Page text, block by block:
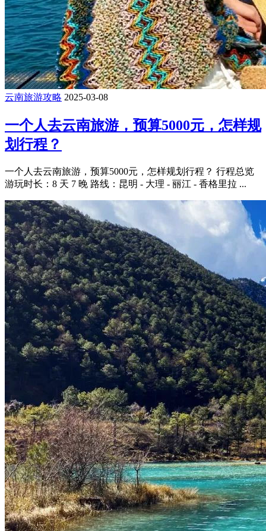
云南旅游攻略 2025-03-08
一个人去云南旅游，预算5000元，怎样规
划行程？
一个人去云南旅游，预算5000元，怎样规划行程？ 行程总览
游玩时长：8 天 7 晚 路线：昆明 - 大理 - 丽江 - 香格里拉 ...